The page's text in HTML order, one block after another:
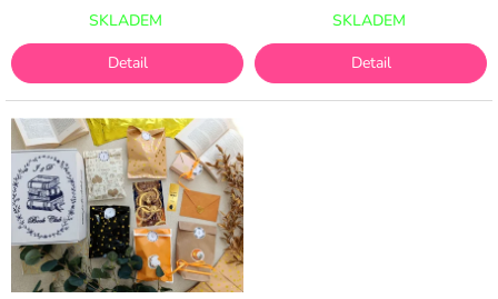
SKLADEM
Detail
SKLADEM
Detail